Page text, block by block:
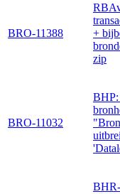
BRO-11388
+
zip
BRO-11032
BHP: